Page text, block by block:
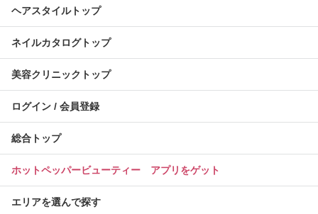
ヘアスタイルトップ
ネイルカタログトップ
美容クリニックトップ
ログイン / 会員登録
総合トップ
ホットペッパービューティー アプリをゲット
エリアを選んで探す